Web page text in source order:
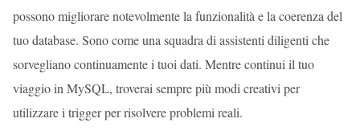
possono migliorare notevolmente la funzionalità e la coerenza del
tuo database. Sono come una squadra di assistenti diligenti che
sorvegliano continuamente i tuoi dati. Mentre continui il tuo
viaggio in MySQL, troverai sempre più modi creativi per
utilizzare i trigger per risolvere problemi reali.